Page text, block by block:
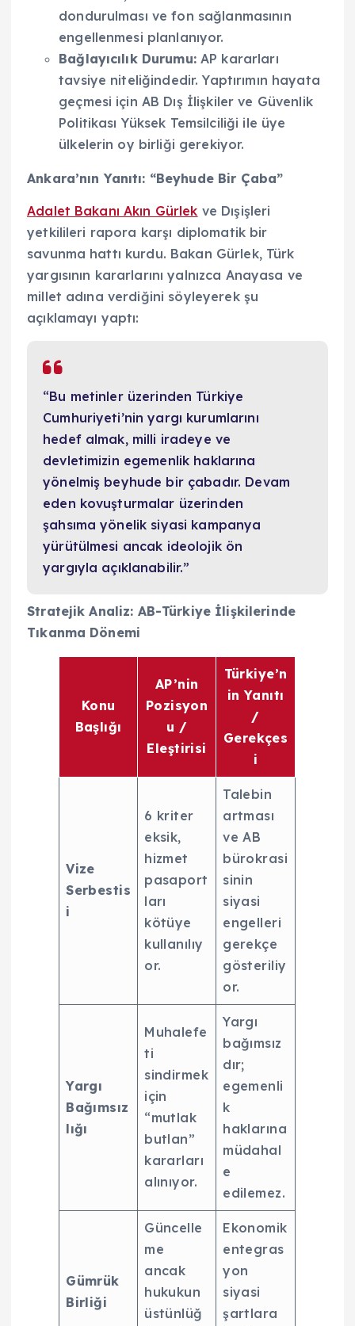
dondurulması ve fon sağlanmasının
engellenmesi planlanıyor.
Bağlayıcılık Durumu:AP kararları
tavsiye niteliğindedir. Yaptırımın hayata
geçmesi için AB Dış İlişkiler ve Güvenlik
Politikası Yüksek Temsilciliği ile üye
ülkelerin oy birliği gerekiyor.
Ankara’nın Yanıtı: “Beyhude Bir Çaba”
Adalet Bakanı Akın Gürlek ve Dışişleri
yetkilileri rapora karşı diplomatik bir
savunma hattı kurdu. Bakan Gürlek, Türk
yargısının kararlarını yalnızca Anayasa ve
millet adına verdiğini söyleyerek şu
açıklamayı yaptı:
“Bu metinler üzerinden Türkiye
Cumhuriyeti’nin yargı kurumlarını
hedef almak, milli iradeye ve
devletimizin egemenlik haklarına
yönelmiş beyhude bir çabadır. Devam
eden kovuşturmalar üzerinden
şahsıma yönelik siyasi kampanya
yürütülmesi ancak ideolojik ön
yargıyla açıklanabilir.”
Stratejik Analiz: AB-Türkiye İlişkilerinde
Tıkanma Dönemi
Konu
Başlığı
AP’nin
Pozisyon
u /
Eleştirisi
Türkiye’n
in Yanıtı
/
Gerekçes
i
Vize
Serbestis
i
6 kriter
eksik,
hizmet
pasaport
ları
kötüye
kullanılıy
or.
Talebin
artması
ve AB
bürokrasi
sinin
siyasi
engelleri
gerekçe
gösteriliy
or.
Yargı
Bağımsız
lığı
Muhalefe
ti
sindirmek
için
“mutlak
butlan”
kararları
alınıyor.
Yargı
bağımsız
dır;
egemenli
k
haklarına
müdahal
e
edilemez.
Gümrük
Birliği
Güncelle
me
ancak
hukukun
üstünlüğ
Ekonomik
entegras
yon
siyasi
şartlara